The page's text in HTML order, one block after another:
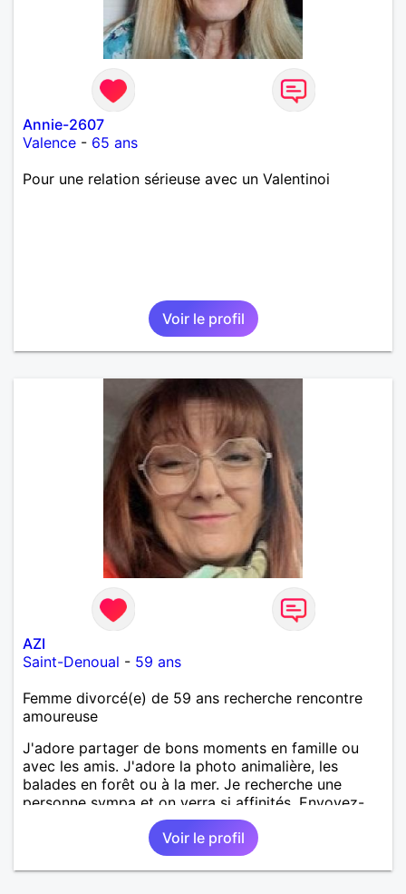
Annie-2607
Valence - 65 ans
Pour une relation sérieuse avec un Valentinoi
Voir le profil
AZI
Saint-Denoual - 59 ans
Femme divorcé(e) de 59 ans recherche rencontre
amoureuse
J'adore partager de bons moments en famille ou
avec les amis. J'adore la photo animalière, les
balades en forêt ou à la mer. Je recherche une
personne sympa et on verra si affinités. Envoyez-
moi message. A bientôt.
Voir le profil